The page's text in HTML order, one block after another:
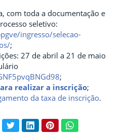
com toda a documentação e
seletivo:
ingresso/selecao-
;
27 de abril a 21 de maio
;
realizar a inscrição;
da taxa de inscrição.
conteúdo:
TwitterLinkedInPinterestWhatsApp